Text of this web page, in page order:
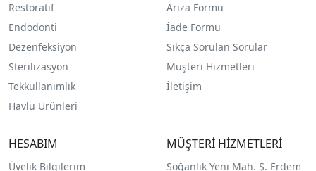
Restoratif
Endodonti
Dezenfeksiyon
Sterilizasyon
Tekkullanımlık
Havlu Ürünleri
Arıza Formu
İade Formu
Sıkça Sorulan Sorular
Müşteri Hizmetleri
İletişim
HESABIM
Üyelik Bilgilerim
MÜŞTERİ HİZMETLERİ
Soğanlık Yeni Mah. Ş. Erdem